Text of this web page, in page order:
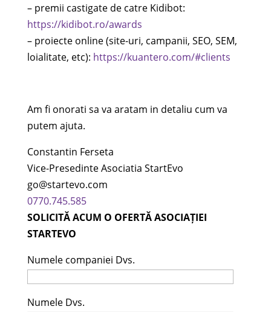
– premii castigate de catre Kidibot:
https://kidibot.ro/awards
– proiecte online (site-uri, campanii, SEO, SEM,
loialitate, etc): https://kuantero.com/#clients
Am fi onorati sa va aratam in detaliu cum va
putem ajuta.
Constantin Ferseta
Vice-Presedinte Asociatia StartEvo
go@startevo.com
0770.745.585
SOLICITĂ ACUM O OFERTĂ ASOCIAȚIEI
STARTEVO
Numele companiei Dvs.
Numele Dvs.